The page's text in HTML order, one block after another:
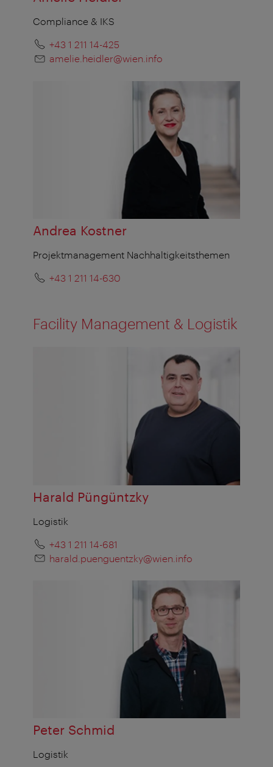
Compliance & IKS
+43 1 211 14-425
amelie.heidler@wien.info
Andrea Kostner
Projektmanagement Nachhaltigkeitsthemen
+43 1 211 14-630
Facility Management & Logistik
Harald Püngüntzky
Logistik
+43 1 211 14-681
harald.puenguentzky@wien.info
Peter Schmid
Logistik